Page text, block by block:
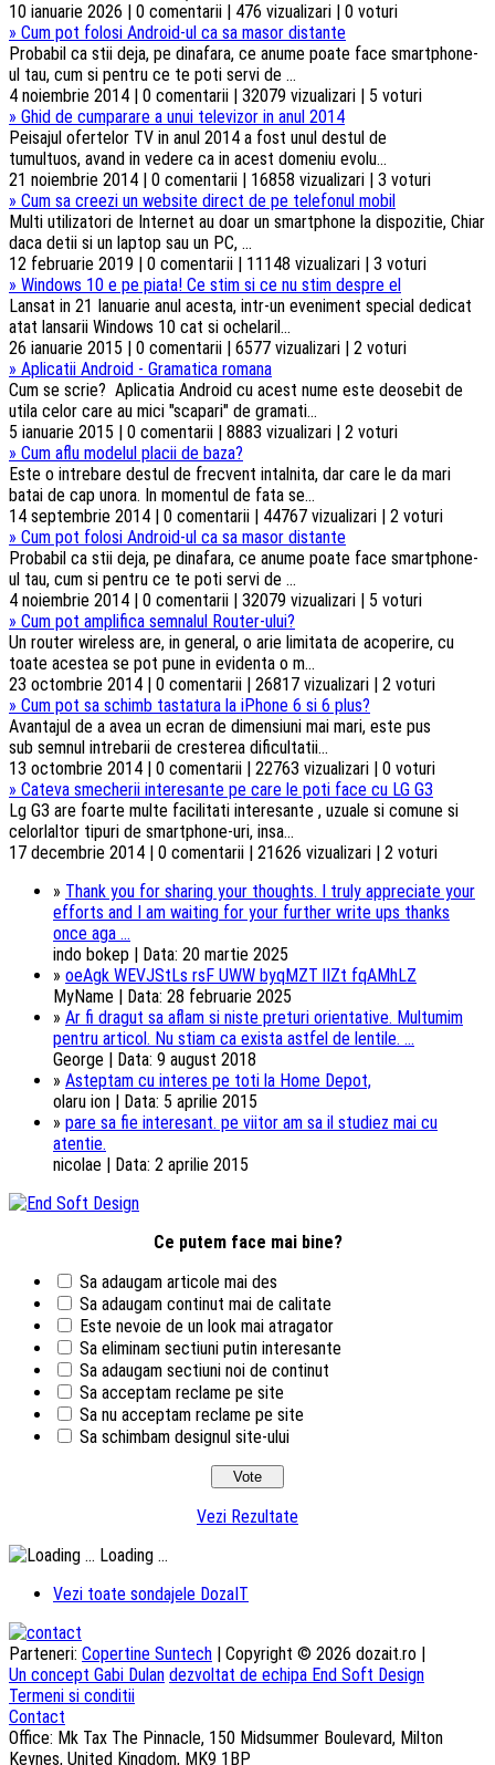
10 ianuarie 2026 | 0 comentarii | 476 vizualizari | 0 voturi
» Cum pot folosi Android-ul ca sa masor distante
Probabil ca stii deja, pe dinafara, ce anume poate face smartphone-
ul tau, cum si pentru ce te poti servi de ...
4 noiembrie 2014 | 0 comentarii | 32079 vizualizari | 5 voturi
» Ghid de cumparare a unui televizor in anul 2014
Peisajul ofertelor TV in anul 2014 a fost unul destul de
tumultuos, avand in vedere ca in acest domeniu evolu...
21 noiembrie 2014 | 0 comentarii | 16858 vizualizari | 3 voturi
» Cum sa creezi un website direct de pe telefonul mobil
Multi utilizatori de Internet au doar un smartphone la dispozitie, Chiar
daca detii si un laptop sau un PC, ...
12 februarie 2019 | 0 comentarii | 11148 vizualizari | 3 voturi
» Windows 10 e pe piata! Ce stim si ce nu stim despre el
Lansat in 21 Ianuarie anul acesta, intr-un eveniment special dedicat
atat lansarii Windows 10 cat si ochelaril...
26 ianuarie 2015 | 0 comentarii | 6577 vizualizari | 2 voturi
» Aplicatii Android - Gramatica romana
Cum se scrie? Aplicatia Android cu acest nume este deosebit de
utila celor care au mici "scapari" de gramati...
5 ianuarie 2015 | 0 comentarii | 8883 vizualizari | 2 voturi
» Cum aflu modelul placii de baza?
Este o intrebare destul de frecvent intalnita, dar care le da mari
batai de cap unora. In momentul de fata se...
14 septembrie 2014 | 0 comentarii | 44767 vizualizari | 2 voturi
» Cum pot folosi Android-ul ca sa masor distante
Probabil ca stii deja, pe dinafara, ce anume poate face smartphone-
ul tau, cum si pentru ce te poti servi de ...
4 noiembrie 2014 | 0 comentarii | 32079 vizualizari | 5 voturi
» Cum pot amplifica semnalul Router-ului?
Un router wireless are, in general, o arie limitata de acoperire, cu
toate acestea se pot pune in evidenta o m...
23 octombrie 2014 | 0 comentarii | 26817 vizualizari | 2 voturi
» Cum pot sa schimb tastatura la iPhone 6 si 6 plus?
Avantajul de a avea un ecran de dimensiuni mai mari, este pus
sub semnul intrebarii de cresterea dificultatii...
13 octombrie 2014 | 0 comentarii | 22763 vizualizari | 0 voturi
» Cateva smecherii interesante pe care le poti face cu LG G3
Lg G3 are foarte multe facilitati interesante , uzuale si comune si
celorlaltor tipuri de smartphone-uri, insa...
17 decembrie 2014 | 0 comentarii | 21626 vizualizari | 2 voturi
» Thank you for sharing your thoughts. I truly appreciate your
efforts and I am waiting for your further write ups thanks
once aga ...
indo bokep | Data: 20 martie 2025
» oeAgk WEVJStLs rsF UWW byqMZT lIZt fqAMhLZ
MyName | Data: 28 februarie 2025
» Ar fi dragut sa aflam si niste preturi orientative. Multumim
pentru articol. Nu stiam ca exista astfel de lentile. ...
George | Data: 9 august 2018
» Asteptam cu interes pe toti la Home Depot,
olaru ion | Data: 5 aprilie 2015
» pare sa fie interesant. pe viitor am sa il studiez mai cu
atentie.
nicolae | Data: 2 aprilie 2015
Ce putem face mai bine?
Sa adaugam articole mai des
Sa adaugam continut mai de calitate
Este nevoie de un look mai atragator
Sa eliminam sectiuni putin interesante
Sa adaugam sectiuni noi de continut
Sa acceptam reclame pe site
Sa nu acceptam reclame pe site
Sa schimbam designul site-ului
Vezi Rezultate
Loading ...
Vezi toate sondajele DozaIT
Parteneri: Copertine Suntech | Copyright © 2026 dozait.ro |
Un concept Gabi Dulan dezvoltat de echipa End Soft Design
Termeni si conditii
Contact
Office: Mk Tax The Pinnacle, 150 Midsummer Boulevard, Milton
Keynes, United Kingdom, MK9 1BP